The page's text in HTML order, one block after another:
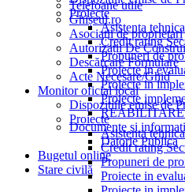
Proiecte
Asistenta
Credit rating
Propuneri de
Proiecte in
Proiecte in
Proiecte
Documente si
Datorie Publica
Bugetul online
Stare civilă
Telefoane utile
Ghișeul.ro
Asociații de proprietari
Autorizații De
Descărcare Formulare
Acte Necesare/Ghid
Monitor oficial local
Dispozitiile emise de
Proiecte
Asistenta
Credit rating
Propuneri de
Proiecte in